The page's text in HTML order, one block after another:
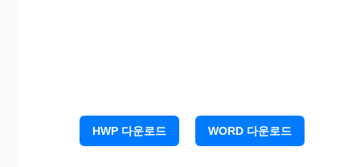
위 사람을 대리인으로 정하고
위 부동산 등기신청 및 취하에 관
HWP 다운로드 WORD 다운로드